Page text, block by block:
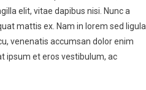
elit, vitae dapibus nisi. Nunc a
mattis ex. Nam in lorem sed ligula
venenatis accumsan dolor enim
ipsum et eros vestibulum, ac